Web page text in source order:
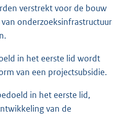
verstrekt voor de bouw
onderzoeksinfrastructuur
in het eerste lid wordt
van een projectsubsidie.
in het eerste lid,
van de